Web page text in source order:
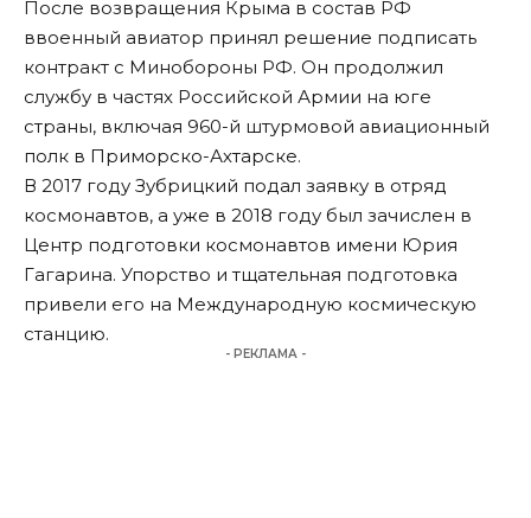
После возвращения Крыма в состав РФ
ввоенный авиатор принял решение подписать
контракт с Минобороны РФ. Он продолжил
службу в частях Российской Армии на юге
страны, включая 960-й штурмовой авиационный
полк в Приморско-Ахтарске.
В 2017 году Зубрицкий подал заявку в отряд
космонавтов, а уже в 2018 году был зачислен в
Центр подготовки космонавтов имени Юрия
Гагарина. Упорство и тщательная подготовка
привели его на Международную космическую
станцию.
- РЕКЛАМА -